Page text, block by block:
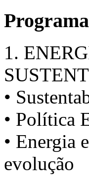
Programa
1.
•
• Política
• Energia
evolução